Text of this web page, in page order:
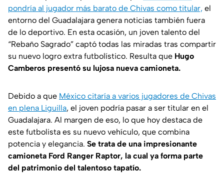
pondría al jugador más barato de Chivas como titular, el
entorno del Guadalajara genera noticias también fuera
de lo deportivo. En esta ocasión, un joven talento del
“Rebaño Sagrado” captó todas las miradas tras compartir
su nuevo logro extra futbolístico. Resulta que Hugo
Camberos presentó su lujosa nueva camioneta.
Debido a que México citaría a varios jugadores de Chivas
en plena Liguilla, el joven podría pasar a ser titular en el
Guadalajara. Al margen de eso, lo que hoy destaca de
este futbolista es su nuevo vehículo, que combina
potencia y elegancia. Se trata de una impresionante
camioneta Ford Ranger Raptor, la cual ya forma parte
del patrimonio del talentoso tapatío.